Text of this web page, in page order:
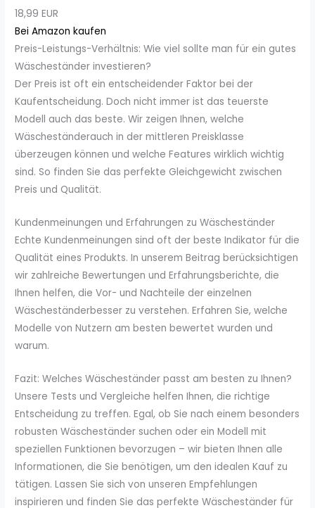
18,99 EUR
Bei Amazon kaufen
Preis-Leistungs-Verhältnis: Wie viel sollte man für ein gutes
Wäscheständer investieren?
Der Preis ist oft ein entscheidender Faktor bei der
Kaufentscheidung. Doch nicht immer ist das teuerste
Modell auch das beste. Wir zeigen Ihnen, welche
Wäscheständerauch in der mittleren Preisklasse
überzeugen können und welche Features wirklich wichtig
sind. So finden Sie das perfekte Gleichgewicht zwischen
Preis und Qualität.
Kundenmeinungen und Erfahrungen zu Wäscheständer
Echte Kundenmeinungen sind oft der beste Indikator für die
Qualität eines Produkts. In unserem Beitrag berücksichtigen
wir zahlreiche Bewertungen und Erfahrungsberichte, die
Ihnen helfen, die Vor- und Nachteile der einzelnen
Wäscheständerbesser zu verstehen. Erfahren Sie, welche
Modelle von Nutzern am besten bewertet wurden und
warum.
Fazit: Welches Wäscheständer passt am besten zu Ihnen?
Unsere Tests und Vergleiche helfen Ihnen, die richtige
Entscheidung zu treffen. Egal, ob Sie nach einem besonders
robusten Wäscheständer suchen oder ein Modell mit
speziellen Funktionen bevorzugen – wir bieten Ihnen alle
Informationen, die Sie benötigen, um den idealen Kauf zu
tätigen. Lassen Sie sich von unseren Empfehlungen
inspirieren und finden Sie das perfekte Wäscheständer für